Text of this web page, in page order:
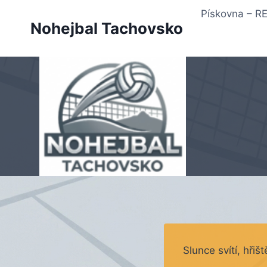
Nohejbal Tachovsko
Pískovna –
Slunce svítí,